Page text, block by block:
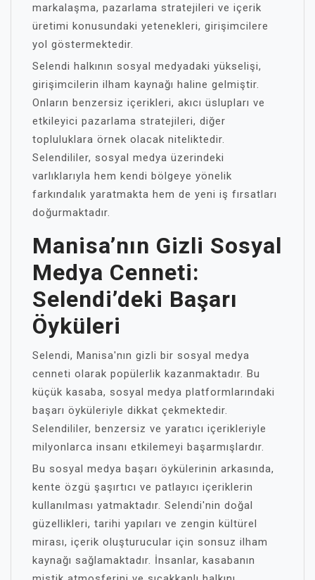
markalaşma, pazarlama stratejileri ve içerik
üretimi konusundaki yetenekleri, girişimcilere
yol göstermektedir.
Selendi halkının sosyal medyadaki yükselişi,
girişimcilerin ilham kaynağı haline gelmiştir.
Onların benzersiz içerikleri, akıcı üslupları ve
etkileyici pazarlama stratejileri, diğer
topluluklara örnek olacak niteliktedir.
Selendililer, sosyal medya üzerindeki
varlıklarıyla hem kendi bölgeye yönelik
farkındalık yaratmakta hem de yeni iş fırsatları
doğurmaktadır.
Manisa’nın Gizli Sosyal
Medya Cenneti:
Selendi’deki Başarı
Öyküleri
Selendi, Manisa'nın gizli bir sosyal medya
cenneti olarak popülerlik kazanmaktadır. Bu
küçük kasaba, sosyal medya platformlarındaki
başarı öyküleriyle dikkat çekmektedir.
Selendililer, benzersiz ve yaratıcı içerikleriyle
milyonlarca insanı etkilemeyi başarmışlardır.
Bu sosyal medya başarı öykülerinin arkasında,
kente özgü şaşırtıcı ve patlayıcı içeriklerin
kullanılması yatmaktadır. Selendi'nin doğal
güzellikleri, tarihi yapıları ve zengin kültürel
mirası, içerik oluşturucular için sonsuz ilham
kaynağı sağlamaktadır. İnsanlar, kasabanın